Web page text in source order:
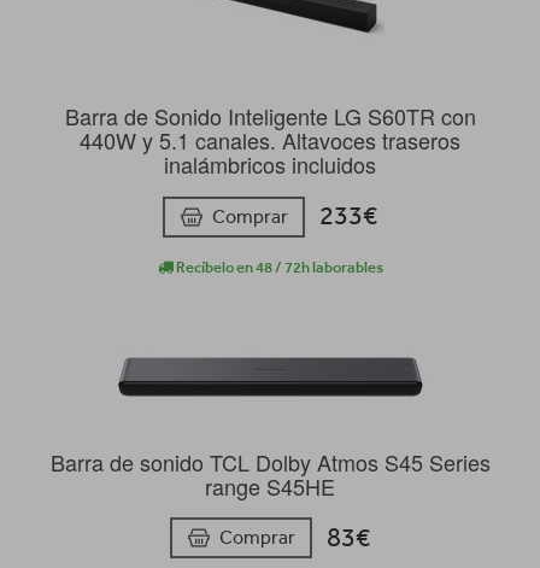
Barra de Sonido Inteligente LG S60TR con
440W y 5.1 canales. Altavoces traseros
inalámbricos incluidos
Comprar 233€
Recíbelo en 48 / 72h laborables
Barra de sonido TCL Dolby Atmos S45 Series
range S45HE
Comprar 83€